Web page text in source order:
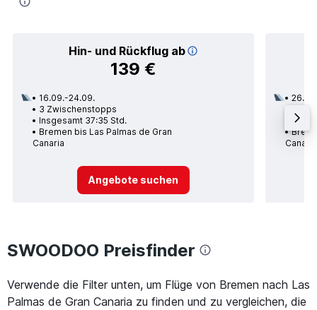
Hin- und Rückflug ab
139 €
16.09.-24.09.
3 Zwischenstopps
Insgesamt 37:35 Std.
Bremen bis Las Palmas de Gran
Canaria
Angebote suchen
26.11.
Canaria
SWOODOO Preisfinder
Verwende die Filter unten, um Flüge von Bremen nach Las
Palmas de Gran Canaria zu finden und zu vergleichen, die